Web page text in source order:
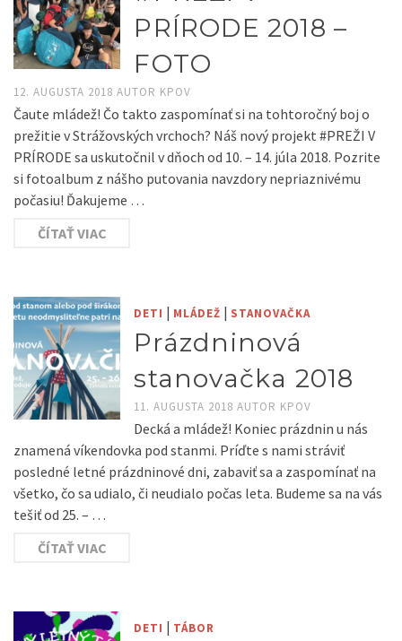
PRÍRODE 2018 –
FOTO
12. AUGUSTA 2018 AUTOR KPOV
Čaute mládež! Čo takto zaspomínať si na tohtoročný boj o
prežitie v Strážovských vrchoch? Náš nový projekt #PREŽI V
PRÍRODE sa uskutočnil v dňoch od 10. – 14. júla 2018. Pozrite
si fotoalbum z nášho putovania navzdory nepriaznivému
počasiu! Ďakujeme …
ČÍTAŤ VIAC
DETI | MLÁDEŽ | STANOVAČKA
Prázdninová
stanovačka 2018
11. AUGUSTA 2018AUTOR KPOV
Decká a mládež! Koniec prázdnin u nás
znamená víkendovka pod stanmi. Príďte s nami stráviť
posledné letné prázdninové dni, zabaviť sa a zaspomínať na
všetko, čo sa udialo, či neudialo počas leta. Budeme sa na vás
tešiť od 25. – …
ČÍTAŤ VIAC
DETI | TÁBOR